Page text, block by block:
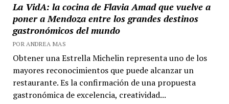
La VidA: la cocina de Flavia Amad que vuelve a
poner a Mendoza entre los grandes destinos
gastronómicos del mundo
POR ANDREA MAS
Obtener una Estrella Michelin representa uno de los
mayores reconocimientos que puede alcanzar un
restaurante. Es la confirmación de una propuesta
gastronómica de excelencia, creatividad...